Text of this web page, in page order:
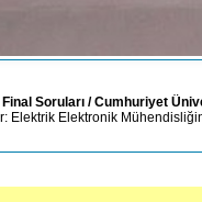
Soruları /Cumhuriyet
Elektrik Elektronik